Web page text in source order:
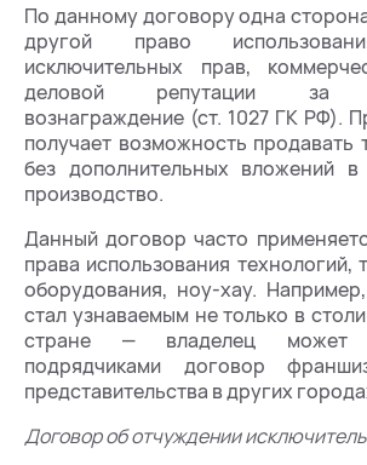
По данному договору одна
другой право
исключительных прав,
деловой репутации за
вознаграждение (ст. 1027 ГК РФ).
получает возможность продавать
без дополнительных вложений
производство.
Данный договор часто
права использования технологий,
оборудования, ноу-хау.
стал узнаваемым не только в
стране — владелец может
подрядчиками договор
представительства в других
Договор об отчуждении